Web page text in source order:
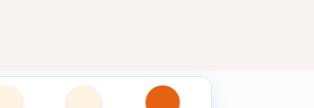
Rocha